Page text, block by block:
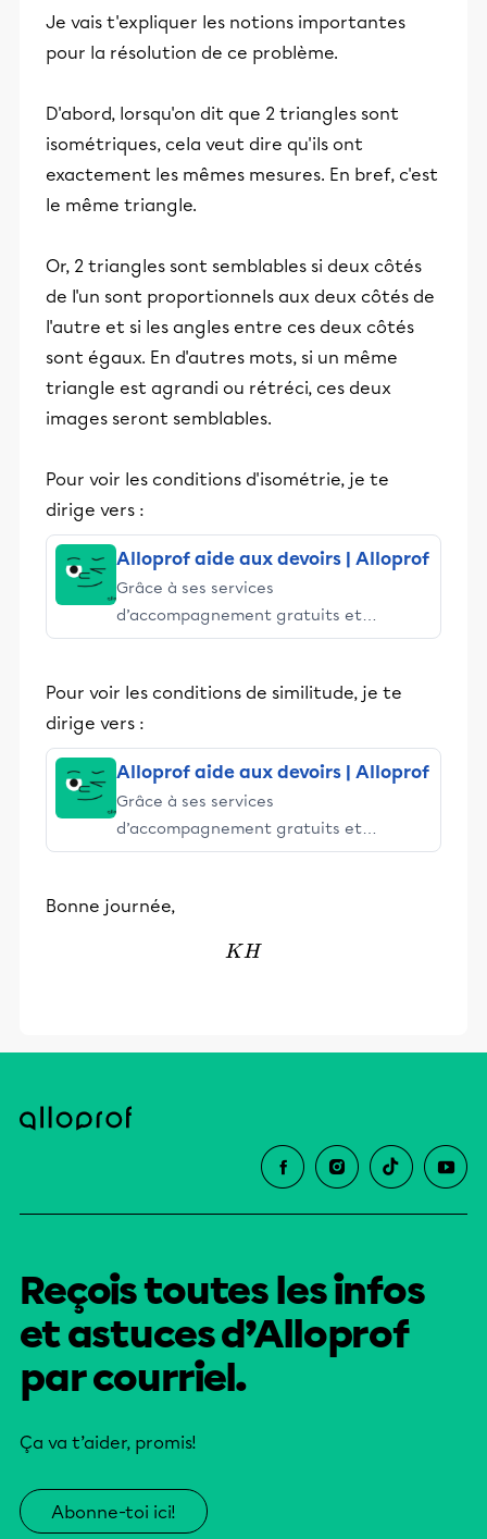
Je vais t'expliquer les notions importantes
pour la résolution de ce problème.
D'abord, lorsqu'on dit que 2 triangles sont
isométriques, cela veut dire qu'ils ont
exactement les mêmes mesures. En bref, c'est
le même triangle.
Or, 2 triangles sont semblables si deux côtés
de l'un sont proportionnels aux deux côtés de
l'autre et si les angles entre ces deux côtés
sont égaux. En d'autres mots, si un même
triangle est agrandi ou rétréci, ces deux
images seront semblables.
Pour voir les conditions d'isométrie, je te
dirige vers :
Alloprof aide aux devoirs | Alloprof
Grâce à ses services
d’accompagnement gratuits et
stimulants, Alloprof engage les élèves
éducative.
Pour voir les conditions de similitude, je te
dirige vers :
Alloprof aide aux devoirs | Alloprof
Grâce à ses services
d’accompagnement gratuits et
stimulants, Alloprof engage les élèves
éducative.
Bonne journée,
KH
KH
Reçois toutes les infos
et astuces d’Alloprof
par courriel.
Ça va t’aider, promis!
Abonne-toi ici!